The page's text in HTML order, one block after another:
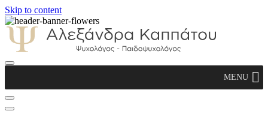
Skip to content
Παιδοψυχολόγος
MENU